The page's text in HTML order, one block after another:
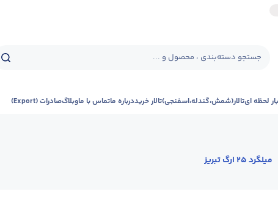
جستجو دسته‌بندی ، محصول و ...
لحظه ایتالار(شمش،گندله،اسفنجی)تالار خریددرباره ماتماس با ماوبلاگصادرات (Export)
میلگرد 25 ارگ تبریز